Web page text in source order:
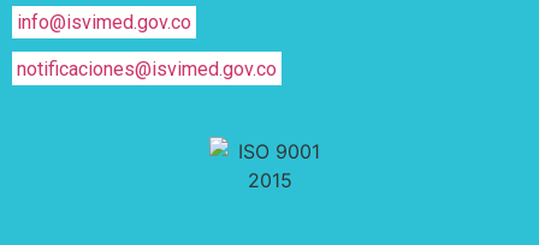
info@isvimed.gov.co
notificaciones@isvimed.gov.co